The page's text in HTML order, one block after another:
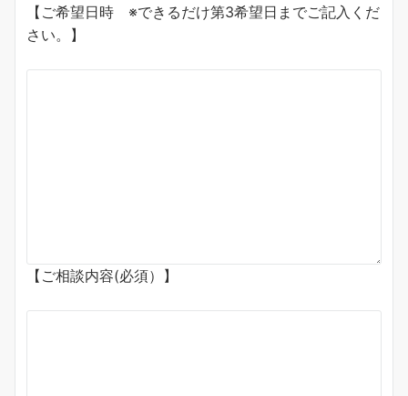
【ご希望日時 ※できるだけ第3希望日までご記入くだ
さい。】
【ご相談内容(必須）】